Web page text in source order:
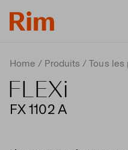
Home Produits Tous les
FLEXi
FX 1102 A